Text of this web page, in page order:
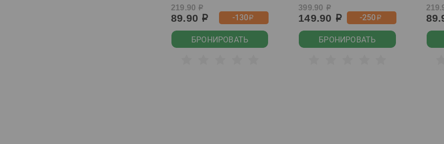
219.90 р
89.90 р -130р
БРОНИРОВАТЬ
399.90 р
149.90 р -250р
БРОНИРОВАТЬ